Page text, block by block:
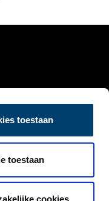
toestaan
toestaan
cookies